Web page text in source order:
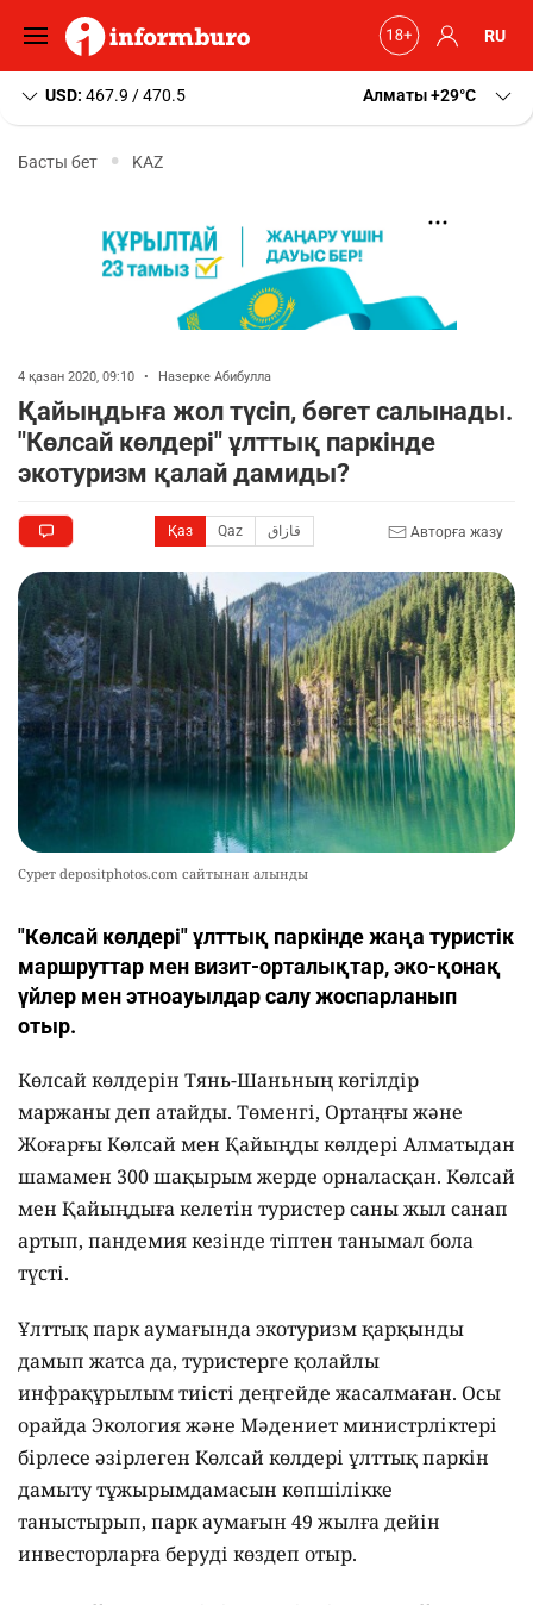
RU
USD: 467.9 / 470.5 Алматы+29 C
Басты бет KAZ
4 қазан 2020, 09:10 • Назерке Абибулла
Қайыңдыға жол түсіп, бөгет салынады.
"Көлсай көлдері" ұлттық паркінде
экотуризм қалай дамиды?
Қаз Qaz قازاق Авторға жазу
Сурет depositphotos.com сайтынан алынды
"Көлсай көлдері" ұлттық паркінде жаңа туристік
маршруттар мен визит-орталықтар, эко-қонақ
үйлер мен этноауылдар салу жоспарланып
отыр.
Көлсай көлдерін Тянь-Шаньның көгілдір
маржаны деп атайды. Төменгі, Ортаңғы және
Жоғарғы Көлсай мен Қайыңды көлдері Алматыдан
шамамен 300 шақырым жерде орналасқан. Көлсай
мен Қайыңдыға келетін туристер саны жыл санап
артып, пандемия кезінде тіптен танымал бола
түсті.
Ұлттық парк аумағында экотуризм қарқынды
дамып жатса да, туристерге қолайлы
инфрақұрылым тиісті деңгейде жасалмаған. Осы
орайда Экология және Мәдениет министрліктері
бірлесе әзірлеген Көлсай көлдері ұлттық паркін
дамыту тұжырымдамасын көпшілікке
таныстырып, парк аумағын 49 жылға дейін
инвесторларға беруді көздеп отыр.